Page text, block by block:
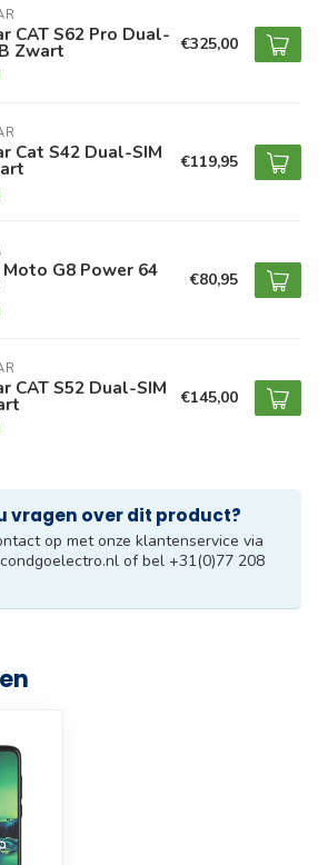
CAT S62 Pro Dual-
Zwart €325,00
Cat S42 Dual-SIM €119,95
G8 Power 64 €80,95
CAT S52 Dual-SIM €145,00
vragen over dit product?
op met onze klantenservice via
of bel +31(0)77 208